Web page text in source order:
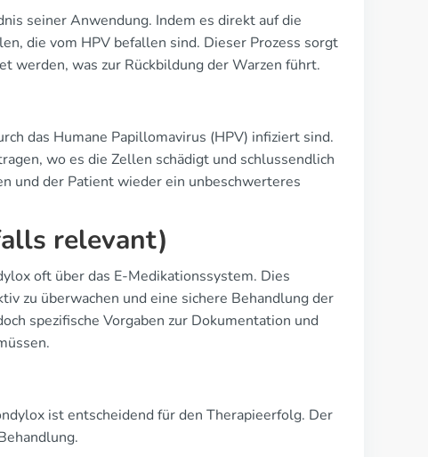
seiner Anwendung. Indem es direkt auf die
die vom HPV befallen sind. Dieser Prozess sorgt
werden, was zur Rückbildung der Warzen führt.
das Humane Papillomavirus (HPV) infiziert sind.
wo es die Zellen schädigt und schlussendlich
und der Patient wieder ein unbeschwerteres
relevant)
oft über das E-Medikationssystem. Dies
zu überwachen und eine sichere Behandlung der
spezifische Vorgaben zur Dokumentation und
ist entscheidend für den Therapieerfolg. Der